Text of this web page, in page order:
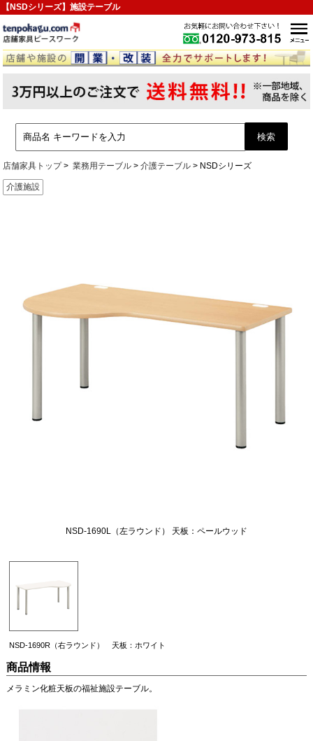
【NSDシリーズ】施設テーブル
店舗家具トップ 業務用テーブル 介護テーブル NSDシリーズ
介護施設
NSD-1690L（左ラウンド） 天板：ペールウッド
NSD-1690R（右ラウンド） 天板：ホワイト
商品情報
メラミン化粧天板の福祉施設テーブル。